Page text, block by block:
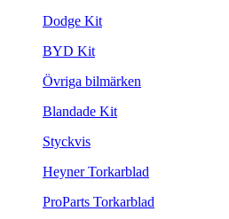
Dodge Kit
BYD Kit
Övriga bilmärken
Blandade Kit
Styckvis
Heyner Torkarblad
ProParts Torkarblad